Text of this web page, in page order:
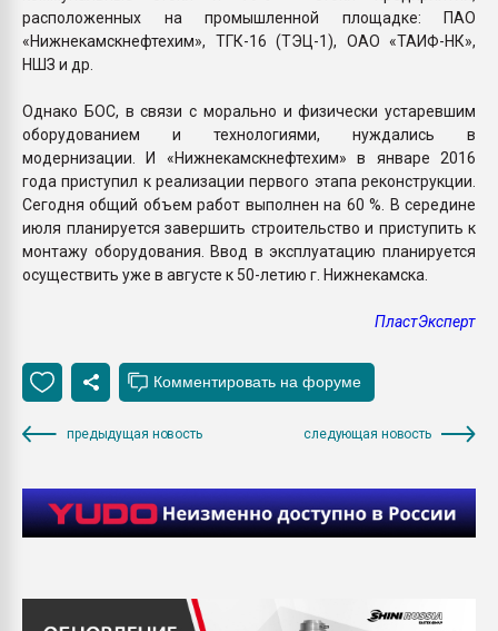
расположенных на промышленной площадке: ПАО
«Нижнекамскнефтехим», ТГК-16 (ТЭЦ-1), ОАО «ТАИФ-НК»,
НШЗ и др.
Однако БОС, в связи с морально и физически устаревшим
оборудованием и технологиями, нуждались в
модернизации. И «Нижнекамскнефтехим» в январе 2016
года приступил к реализации первого этапа реконструкции.
Сегодня общий объем работ выполнен на 60 %. В середине
июля планируется завершить строительство и приступить к
монтажу оборудования. Ввод в эксплуатацию планируется
осуществить уже в августе к 50-летию г. Нижнекамска.
ПластЭксперт
предыдущая новость следующая новость